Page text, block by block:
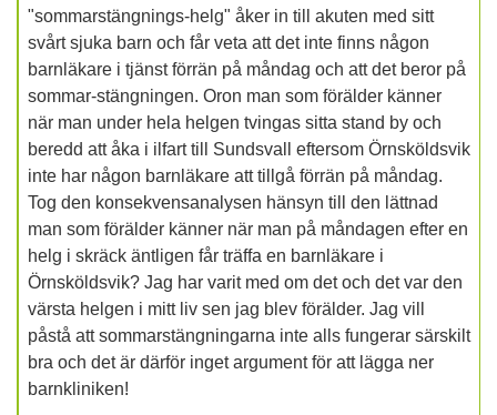
"sommarstängnings-helg" åker in till akuten med sitt
svårt sjuka barn och får veta att det inte finns någon
barnläkare i tjänst förrän på måndag och att det beror på
sommar-stängningen. Oron man som förälder känner
när man under hela helgen tvingas sitta stand by och
beredd att åka i ilfart till Sundsvall eftersom Örnsköldsvik
inte har någon barnläkare att tillgå förrän på måndag.
Tog den konsekvensanalysen hänsyn till den lättnad
man som förälder känner när man på måndagen efter en
helg i skräck äntligen får träffa en barnläkare i
Örnsköldsvik? Jag har varit med om det och det var den
värsta helgen i mitt liv sen jag blev förälder. Jag vill
påstå att sommarstängningarna inte alls fungerar särskilt
bra och det är därför inget argument för att lägga ner
barnkliniken!